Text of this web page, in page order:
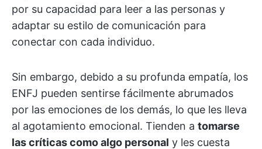
por su capacidad para leer a las personas y
adaptar su estilo de comunicación para
conectar con cada individuo.
Sin embargo, debido a su profunda empatía, los
ENFJ pueden sentirse fácilmente abrumados
por las emociones de los demás, lo que les lleva
al agotamiento emocional. Tienden a tomarse
las críticas como algo personal y les cuesta